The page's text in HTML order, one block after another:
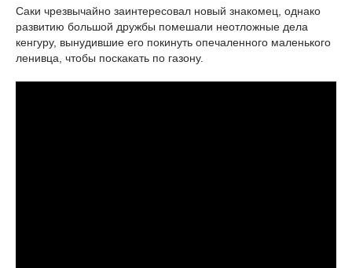
Саки чрезвычайно заинтересовал новый знакомец, однако
развитию большой дружбы помешали неотложные дела
кенгуру, вынудившие его покинуть опечаленного маленького
ленивца, чтобы поскакать по газону.